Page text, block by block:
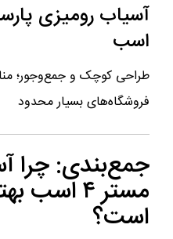
اسب
طراحی کوچک و جمع‌وجور؛
فروشگاه‌های بسیار محدود
جمع‌بندی: چرا
مستر ۴
است؟